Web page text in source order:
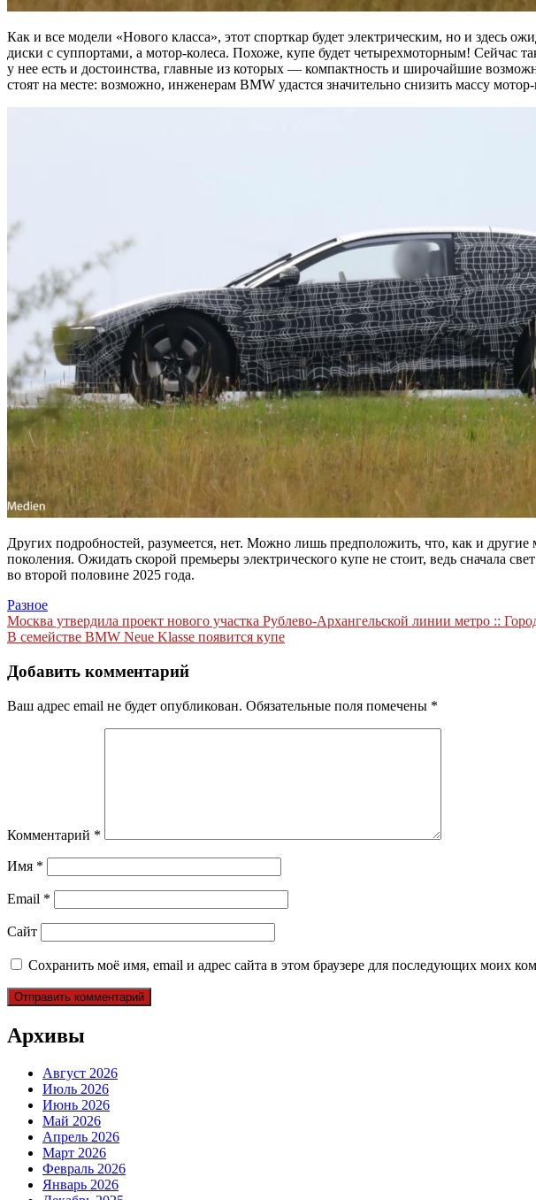
Как и все модели «Нового класса», этот спорткар будет электрическим, но и здесь
диски с суппортами, а мотор-колеса. Похоже, купе будет четырехмоторным! Сейчас
у нее есть и достоинства, главные из которых — компактность и широчайшие
стоят на месте: возможно, инженерам BMW удастся значительно снизить массу мотор-
Других подробностей, разумеется, нет. Можно лишь предположить, что, как и
поколения. Ожидать скорой премьеры электрического купе не стоит, ведь сначала
во второй половине 2025 года.
Разное
Навигация
по
записям
Москва утвердила проект нового участка Рублево-Архангельской линии метро ::
В семействе BMW Neue Klasse появится купе
Добавить комментарий
Ваш адрес email не будет опубликован. Обязательные поля помечены *
Комментарий *
Имя *
Email *
Сайт
Сохранить моё имя, email и адрес сайта в этом браузере для последующих моих
Архивы
Август 2026
Июль 2026
Июнь 2026
Май 2026
Апрель 2026
Март 2026
Февраль 2026
Январь 2026